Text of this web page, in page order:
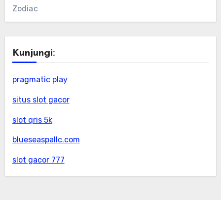
Zodiac
Kunjungi:
pragmatic play
situs slot gacor
slot qris 5k
blueseaspallc.com
slot gacor 777